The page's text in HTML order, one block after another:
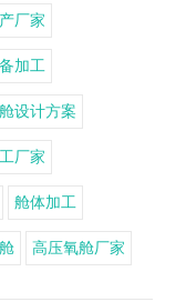
厂家
加工
设计方案
厂家
舱体加工
高压氧舱厂家